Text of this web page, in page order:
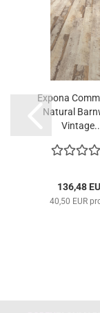
Expona
Natural
136,48
40,50 EUR